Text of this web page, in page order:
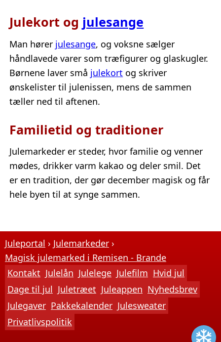
Julekort og julesange
Man hører julesange, og voksne sælger
håndlavede varer som træfigurer og glaskugler.
Børnene laver små julekort og skriver
ønskelister til julenissen, mens de sammen
tæller ned til aftenen.
Familietid og traditioner
Julemarkeder er steder, hvor familie og venner
mødes, drikker varm kakao og deler smil. Det
er en tradition, der gør december magisk og får
hele byen til at synge sammen.
Juleportal
Julemarkeder
Magisk julemarked i Remisen - Brande
Kontakt Julelån Julelege Julefilm Hvid jul
Dage til jul Juletræet Juleappen Nyhedsbrev
Julegaver Pakkekalender Julesweater
Privatlivspolitik